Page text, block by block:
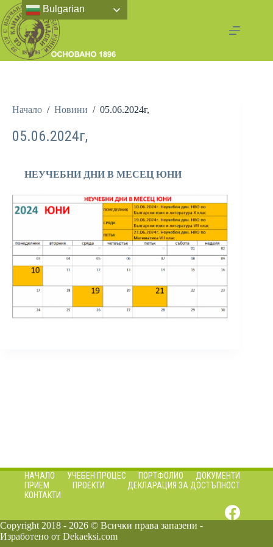
Начало / Новини / 05.06.2024г,
05.06.2024г,
НЕУЧЕБНИ ДНИ В МЕСЕЦ ЮНИ
НАЧАЛО УЧЕБЕН ПРОЦЕС ПОРТФОЛИО
ДОКУМЕНТИ
ПРИЕМ
ПРОЕКТИ
ДЕКЛАРАЦИЯ ЗА ДОСТЪПНОСТ
КОНТАКТИ
Copyright 2018 - 2026 © Всички права запазени -
Изработено от Dekaeksi.com
Bulgarian